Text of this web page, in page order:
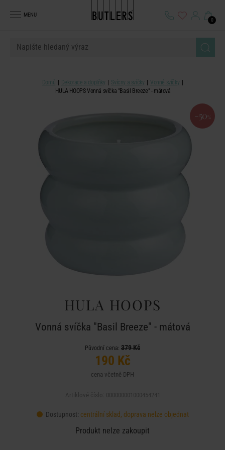
MENU
0
Domů Dekorace a doplňky Svícny a svíčky
Vonné svíčky
HULA HOOPS Vonná svíčka "Basil Breeze" - mátová
-50 %
HULA HOOPS
Vonná svíčka "Basil Breeze" - mátová
Původní cena: 379 Kč
190 Kč
cena včetně DPH
Dostupnost: centrální sklad, doprava nelze objednat
Produkt nelze zakoupit